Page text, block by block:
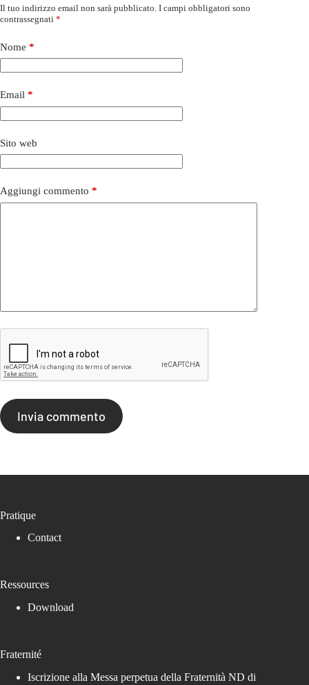
Il tuo indirizzo email non sarà pubblicato. I campi obbligatori sono
contrassegnati *
Nome *
Email *
Sito web
Aggiungi commento *
Invia commento
Pratique
Contact
Ressources
Download
Fraternité
Iscrizione alla Messa perpetua della Fraternità ND di